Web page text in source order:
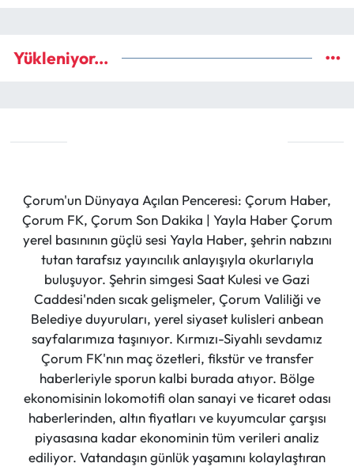
Yükleniyor...
Çorum'un Dünyaya Açılan Penceresi: Çorum Haber,
Çorum FK, Çorum Son Dakika | Yayla Haber Çorum
yerel basınının güçlü sesi Yayla Haber, şehrin nabzını
tutan tarafsız yayıncılık anlayışıyla okurlarıyla
buluşuyor. Şehrin simgesi Saat Kulesi ve Gazi
Caddesi'nden sıcak gelişmeler, Çorum Valiliği ve
Belediye duyuruları, yerel siyaset kulisleri anbean
sayfalarımıza taşınıyor. Kırmızı-Siyahlı sevdamız
Çorum FK'nın maç özetleri, fikstür ve transfer
haberleriyle sporun kalbi burada atıyor. Bölge
ekonomisinin lokomotifi olan sanayi ve ticaret odası
haberlerinden, altın fiyatları ve kuyumcular çarşısı
piyasasına kadar ekonominin tüm verileri analiz
ediliyor. Vatandaşın günlük yaşamını kolaylaştıran